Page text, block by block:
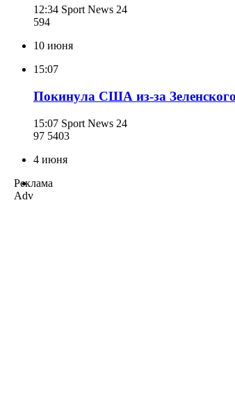
12:34 Sport News 24
594
10 июня
15:07
Покинула США из-за
15:07 Sport News 24
97 5403
4 июня
Реклама
Adv